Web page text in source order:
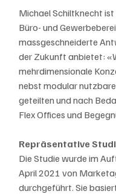
Michael Schiltknecht
Büro- und
massgeschneiderte
der Zukunft anbietet:
mehrdimensionale
nebst modular
geteilten und nach
Flex Offices und
Repräsentative
Die Studie wurde im
April 2021 von
durchgeführt. Sie